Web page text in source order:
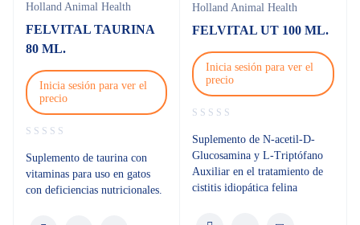
Holland Animal Health
FELVITAL TAURINA
80 ML.
Inicia sesión para ver el
precio
Suplemento de taurina con
vitaminas para uso en gatos
con deficiencias nutricionales.
Holland Animal Health
FELVITAL UT 100 ML.
Inicia sesión para ver el
precio
Suplemento de N-acetil-D-
Glucosamina y L-Triptófano
Auxiliar en el tratamiento de
cistitis idiopática felina